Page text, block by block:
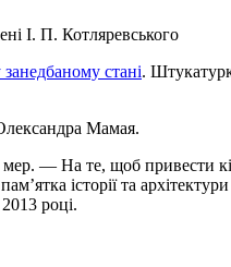
І. П. Котляревського
стані.
Мамая.
— На те, щоб привести
історії та
році.